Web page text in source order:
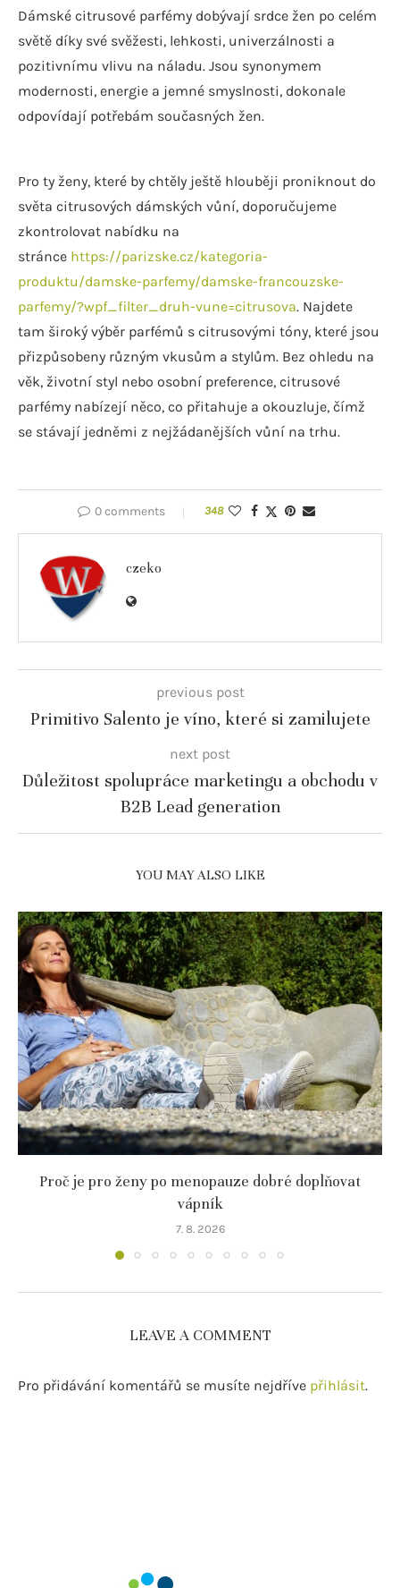
Dámské citrusové parfémy dobývají srdce žen po celém
světě díky své svěžesti, lehkosti, univerzálnosti a
pozitivnímu vlivu na náladu. Jsou synonymem
modernosti, energie a jemné smyslnosti, dokonale
odpovídají potřebám současných žen.
Pro ty ženy, které by chtěly ještě hlouběji proniknout do
světa citrusových dámských vůní, doporučujeme
zkontrolovat nabídku na
stránce https://parizske.cz/kategoria-
produktu/damske-parfemy/damske-francouzske-
parfemy/?wpf_filter_druh-vune=citrusova. Najdete
tam široký výběr parfémů s citrusovými tóny, které jsou
přizpůsobeny různým vkusům a stylům. Bez ohledu na
věk, životní styl nebo osobní preference, citrusové
parfémy nabízejí něco, co přitahuje a okouzluje, čímž
se stávají jedněmi z nejžádanějších vůní na trhu.
0 comments 348
czeko
previous post
Primitivo Salento je víno, které si zamilujete
next post
Důležitost spolupráce marketingu a obchodu v
B2B Lead generation
YOU MAY ALSO LIKE
Proč je pro ženy po menopauze dobré doplňovat
vápník
7. 8. 2026
LEAVE A COMMENT
Pro přidávání komentářů se musíte nejdříve přihlásit.